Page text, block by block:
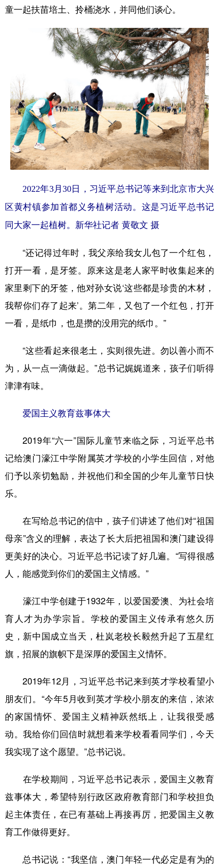
童一起扶苗培土、拎桶浇水，并同他们谈心。
2022年3月30日，习近平总书记等来到北京市大兴
区黄村镇参加首都义务植树活动。这是习近平总书记
同大家一起植树。新华社记者 黄敬文 摄
“还记得过年时，我父亲给我女儿包了一个红包，
打开一看，是牙签。原来这是老人家平时收集起来的
家里剩下的牙签，他对孙女说‘这些都是珍贵的木材，
我帮你们存了起来’。第二年，又包了一个红包，打开
一看，是纸巾，也是攒的没用完的纸巾。”
“这些看起来很老土，实则很先进。勿以善小而不
为，从一点一滴做起。”总书记娓娓道来，孩子们听得
津津有味。
爱国主义教育兹事体大
2019年“六一”国际儿童节来临之际，习近平总书
记给澳门濠江中学附属英才学校的小学生回信，对他
们予以亲切勉励，并祝他们和全国的少年儿童节日快
乐。
在写给总书记的信中，孩子们讲述了他们对“祖国
母亲”含义的理解，表达了长大后把祖国和澳门建设得
更美好的决心。习近平总书记读了好几遍。“写得很感
人，能感觉到你们的爱国主义情感。”
濠江中学创建于1932年，以爱国爱澳、为社会培
育人才为办学宗旨。学校的爱国主义传承有悠久历
史，新中国成立当天，杜岚老校长毅然升起了五星红
旗，招展的旗帜下是深厚的爱国主义情怀。
2019年12月，习近平总书记来到英才学校看望小
朋友们。“今年5月收到英才学校小朋友的来信，浓浓
的家国情怀、爱国主义精神跃然纸上，让我很受感
动。我给你们回信时就想着来学校看看同学们，今天
我实现了这个愿望。”总书记说。
在学校期间，习近平总书记表示，爱国主义教育
兹事体大，希望特别行政区政府教育部门和学校担负
起主体责任，在已有基础上再接再厉，把爱国主义教
育工作做得更好。
总书记说：“我坚信，澳门年轻一代必定是有为的